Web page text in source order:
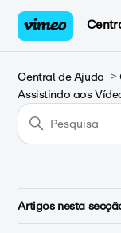
Central de Ajuda
Assistindo aos
Artigos nesta